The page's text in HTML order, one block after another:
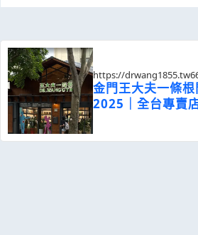
https://
postId=1352151
金門王大夫一條
2025｜全台專賣